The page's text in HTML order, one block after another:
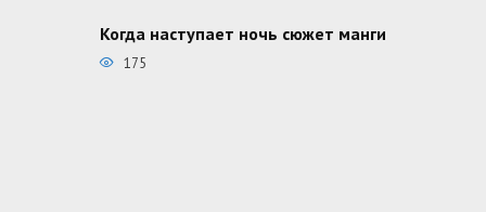
Когда наступает ночь сюжет манги
175